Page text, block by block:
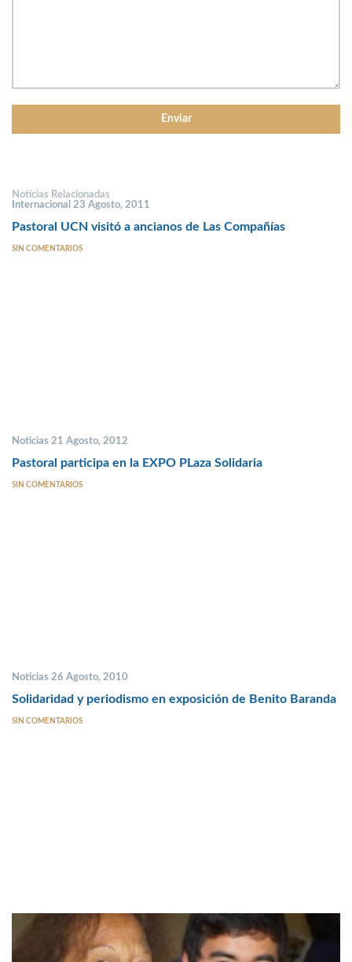
Noticias Relacionadas
Internacional 23 Agosto, 2011
Pastoral UCN visitó a ancianos de Las Compañías
SIN COMENTARIOS
Noticias 21 Agosto, 2012
Pastoral participa en la EXPO PLaza Solidaria
SIN COMENTARIOS
Noticias 26 Agosto, 2010
Solidaridad y periodismo en exposición de Benito Baranda
SIN COMENTARIOS